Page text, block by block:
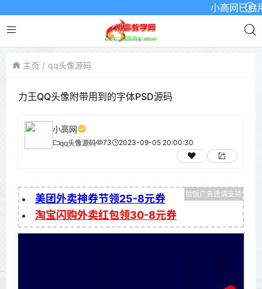
小高网已启用
主页 qq头像源码
力王QQ头像附带用到的字体PSD源码
小高网
qq头像源码 73 2023-09-05 20:00:30
美团外卖神券节领25-8元券
淘宝闪购外卖红包领30-8元券